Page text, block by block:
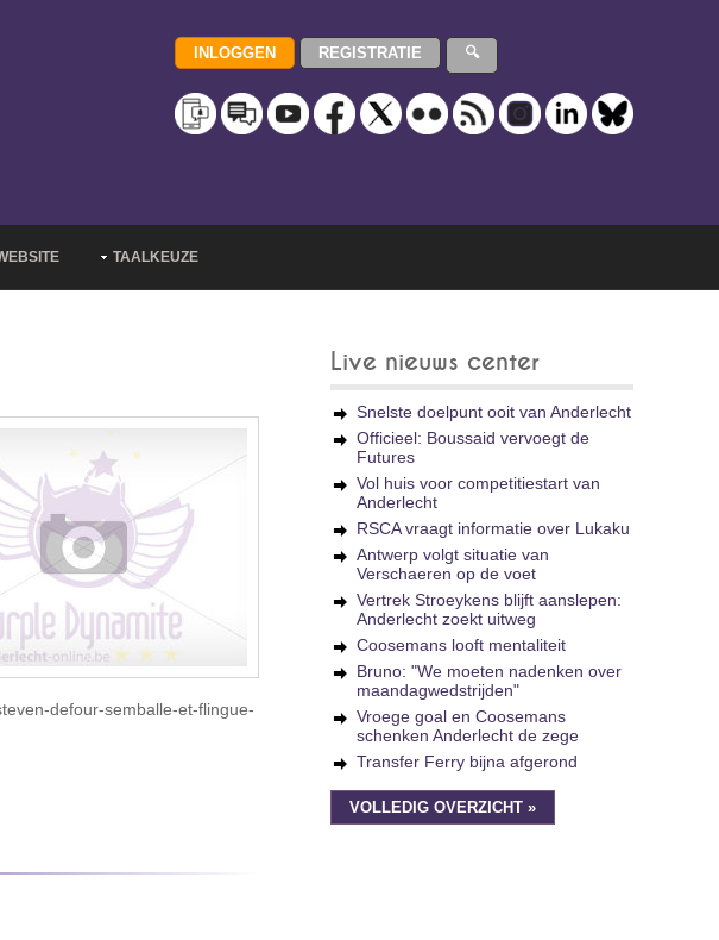
TAALKEUZE
defour-semballe-et-flingue-
Live nieuws center
Snelste doelpunt ooit van Anderlecht
Officieel: Boussaid vervoegt de
Futures
Vol huis voor competitiestart van
Anderlecht
RSCA vraagt informatie over Lukaku
Antwerp volgt situatie van
Verschaeren op de voet
Vertrek Stroeykens blijft aanslepen:
Anderlecht zoekt uitweg
Coosemans looft mentaliteit
Bruno: "We moeten nadenken over
maandagwedstrijden"
Vroege goal en Coosemans
schenken Anderlecht de zege
Transfer Ferry bijna afgerond
VOLLEDIG OVERZICHT »